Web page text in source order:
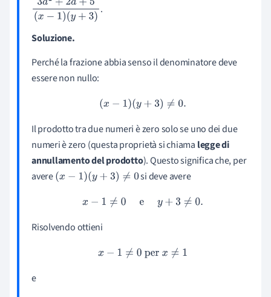
3a2+2a+5(x−1)
y
.
Soluzione.
Perché la frazione abbia senso il denominatore deve
essere non nullo:
( x−1)(y+3 )≠0.
Il prodotto tra due numeri è zero solo se uno dei due
numeri è zero (questa proprietà si chiama legge di
annullamento del prodotto). Questo significa che, per
avere(x− 1)( y+3)≠0
si deve avere
x −1 e 3≠0.
Risolvendo ottieni
x− 1≠ 0perx ≠1
e